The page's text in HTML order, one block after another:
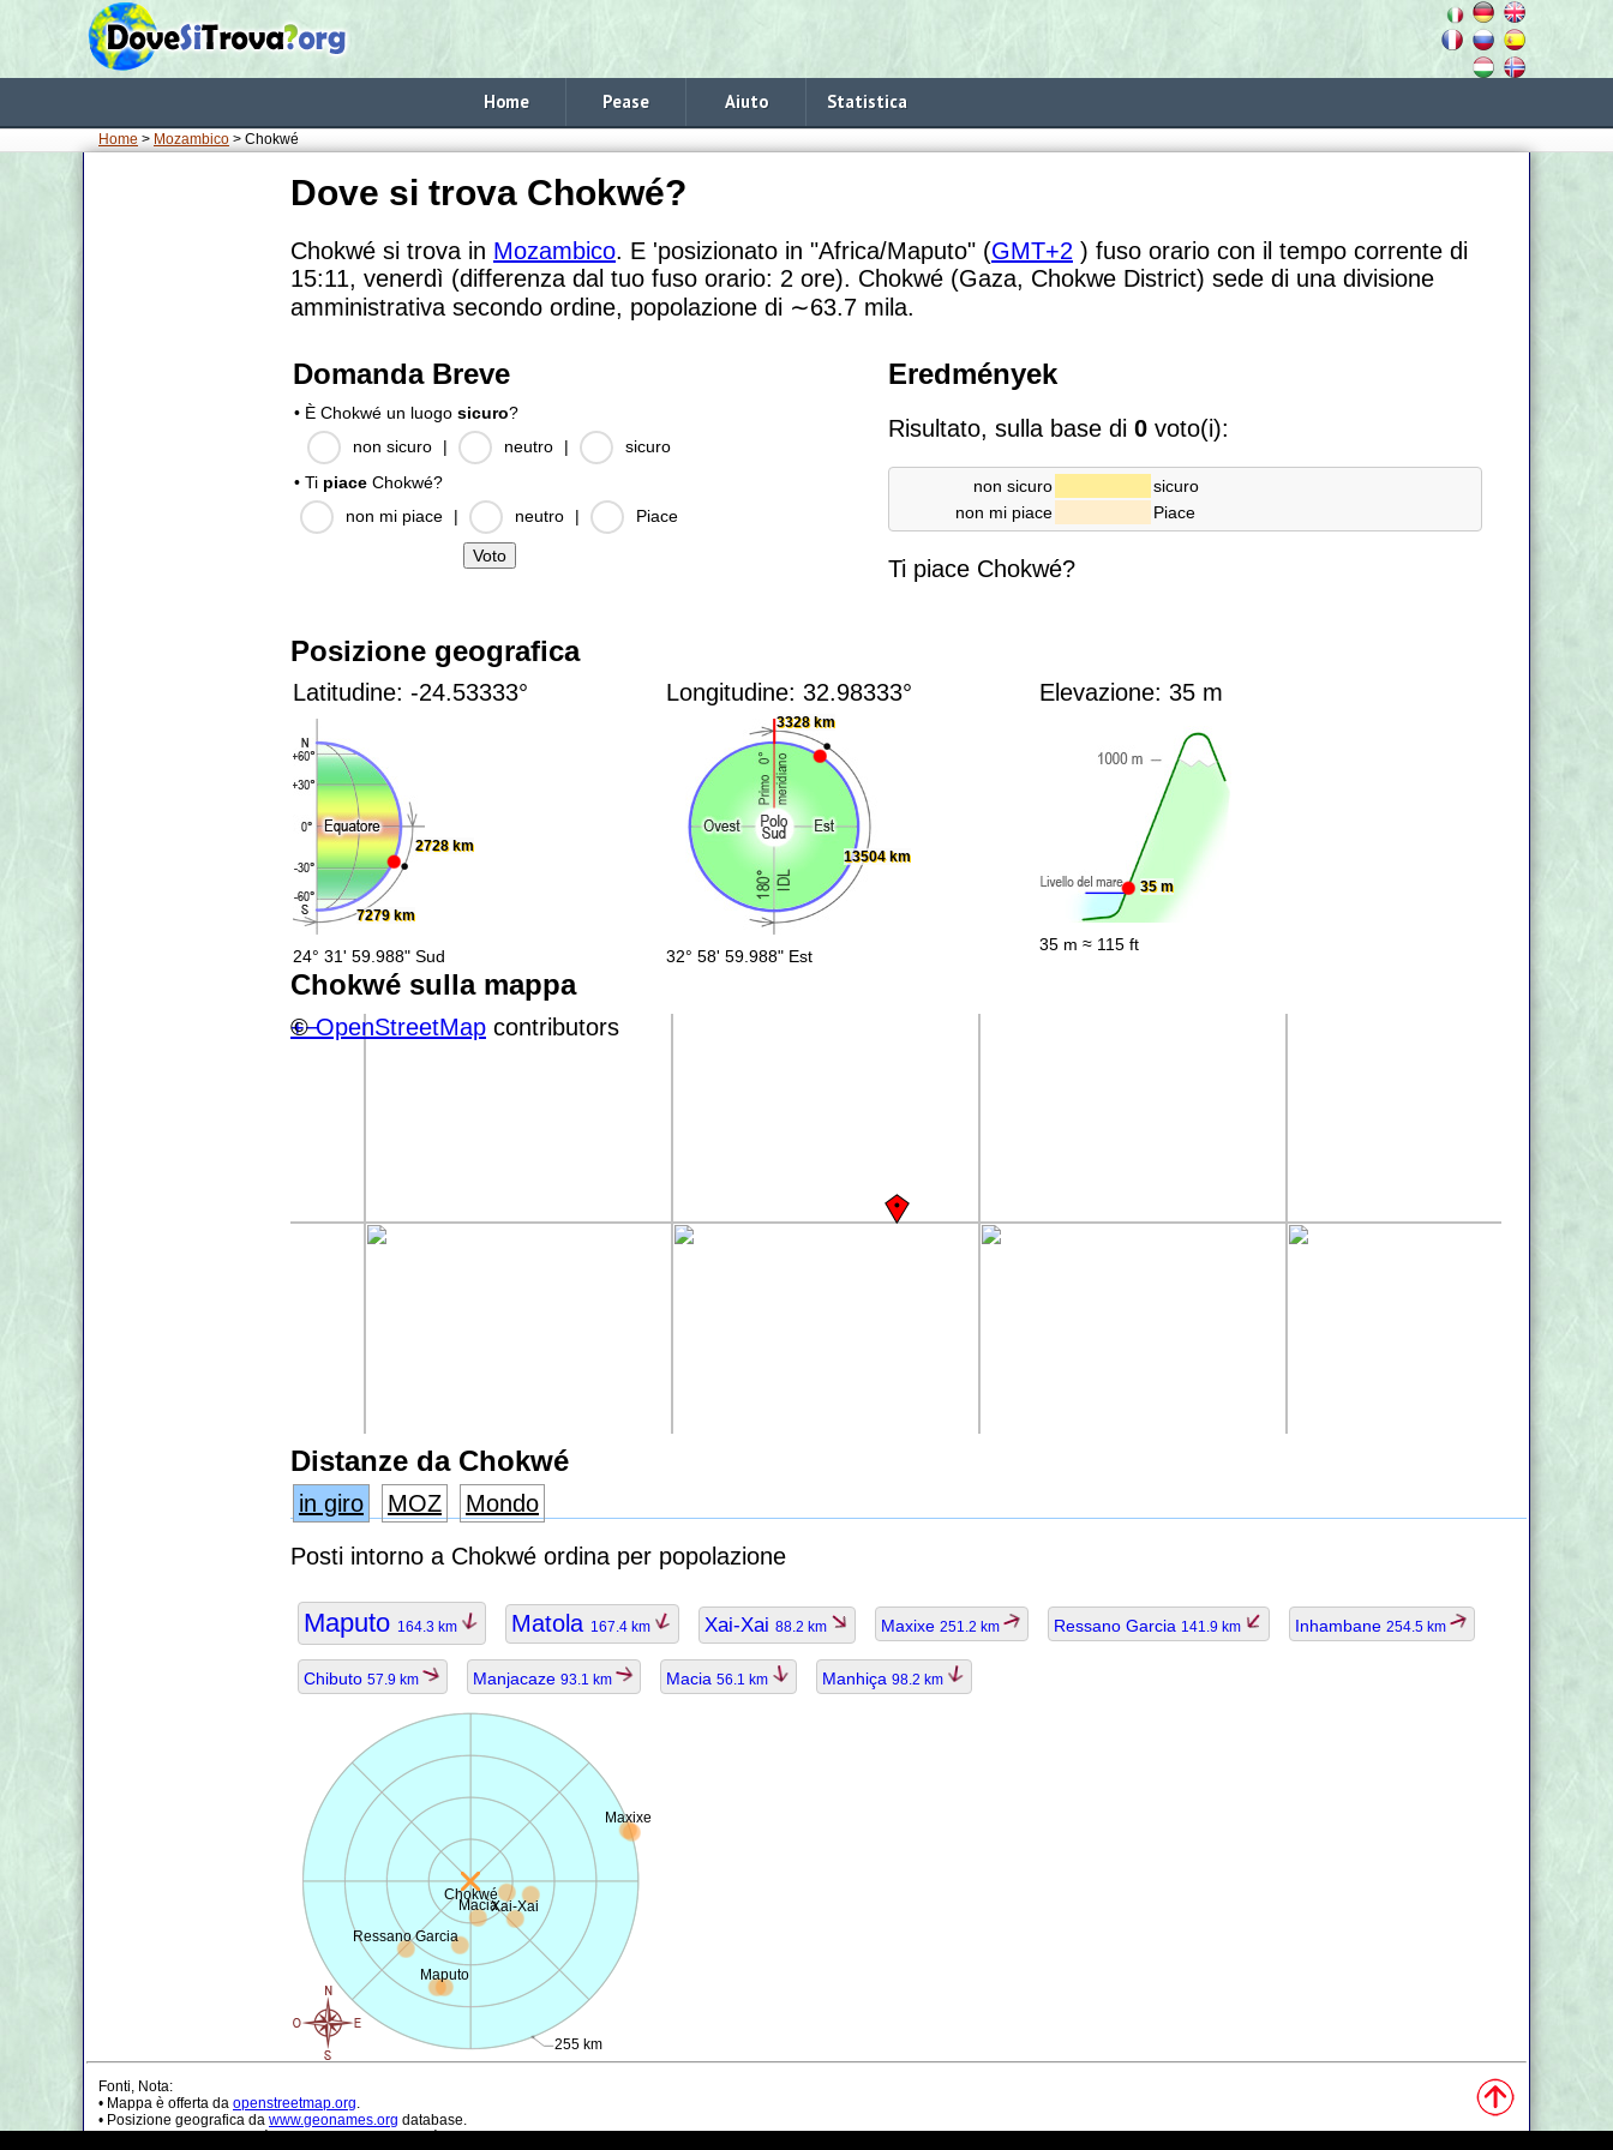
Home Pease Aiuto Statistica
Home > Mozambico > Chokwé
Dove si trova Chokwé?
Chokwé si trova in Mozambico. E 'posizionato in "Africa/Maputo" (GMT+2 ) fuso orario con il tempo corrente di
15:11, venerdì (differenza dal tuo fuso orario: 2 ore). Chokwé (Gaza, Chokwe District) sede di una divisione
amministrativa secondo ordine, popolazione di ∼63.7 mila.
Domanda Breve
• È Chokwé un luogo sicuro?
non sicuro
| neutro |
sicuro
• Ti piace Chokwé?
non mi piace
| neutro | Piace
Eredmények
Risultato, sulla base di0 voto(i):
non sicuro
sicuro
non mi piace
Piace
Ti piace Chokwé?
Posizione geografica
Latitudine: -24.53333°
7279 km
2728 km
24° 31' 59.988" Sud
Longitudine: 32.98333°
3328 km
13504 km
32° 58' 59.988" Est
Elevazione: 35 m
35 m
35 m ≈ 115 ft
Chokwé sulla mappa
+−
©OpenStreetMap contributors
Distanze da Chokwé
in giro MOZ
Mondo
Posti intorno a Chokwé ordina per popolazione
Maputo 164.3 km Matola 167.4 km Xai-Xai 88.2 km Maxixe 251.2 km Ressano Garcia 141.9 km Inhambane 254.5 km
Chibuto 57.9 km Manjacaze 93.1 km Macia 56.1 km Manhiça 98.2 km
Chokwé
255 km
Maputo
Xai-Xai
Maxixe
Ressano Garcia
Macia
Fonti, Nota:
• Mappa è offerta da openstreetmap.org.
• Posizione geografica da www.geonames.org database.